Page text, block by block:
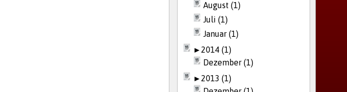
August (1)
Juli (1)
Januar (1)
►2014 (1)
Dezember (1)
►2013 (1)